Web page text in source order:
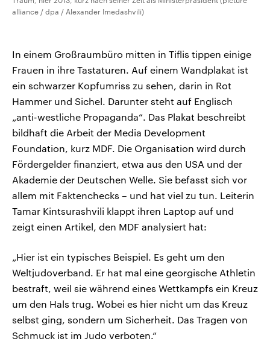
alliance / dpa / Alexander Imedashvili)
In einem Großraumbüro mitten in Tiflis tippen einige
Frauen in ihre Tastaturen. Auf einem Wandplakat ist
ein schwarzer Kopfumriss zu sehen, darin in Rot
Hammer und Sichel. Darunter steht auf Englisch
„anti-westliche Propaganda“. Das Plakat beschreibt
bildhaft die Arbeit der Media Development
Foundation, kurz MDF. Die Organisation wird durch
Fördergelder finanziert, etwa aus den USA und der
Akademie der Deutschen Welle. Sie befasst sich vor
allem mit Faktenchecks – und hat viel zu tun. Leiterin
Tamar Kintsurashvili klappt ihren Laptop auf und
zeigt einen Artikel, den MDF analysiert hat:
„Hier ist ein typisches Beispiel. Es geht um den
Weltjudoverband. Er hat mal eine georgische Athletin
bestraft, weil sie während eines Wettkampfs ein Kreuz
um den Hals trug. Wobei es hier nicht um das Kreuz
selbst ging, sondern um Sicherheit. Das Tragen von
Schmuck ist im Judo verboten.“